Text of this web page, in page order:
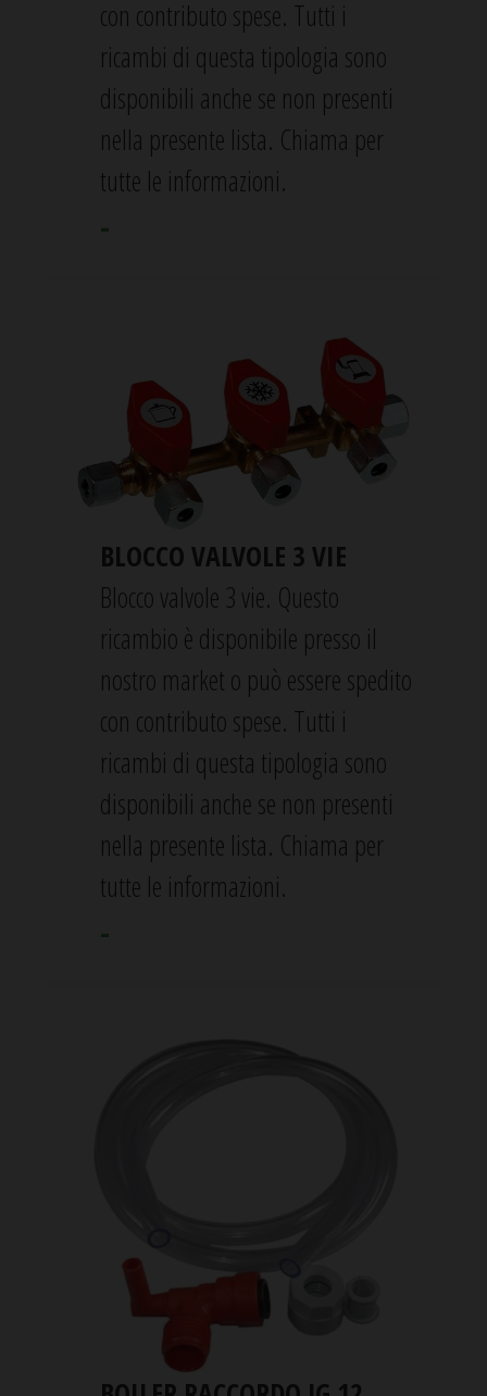
con contributo spese. Tutti i
ricambi di questa tipologia sono
disponibili anche se non presenti
nella presente lista. Chiama per
tutte le informazioni.
-
BLOCCO VALVOLE 3 VIE
Blocco valvole 3 vie. Questo
ricambio è disponibile presso il
nostro market o può essere spedito
con contributo spese. Tutti i
ricambi di questa tipologia sono
disponibili anche se non presenti
nella presente lista. Chiama per
tutte le informazioni.
-
rimanente stimata. Il display è spesso solo
28 mm e non crea intralcio nel vano
dedicato. iGasView non richiede
installazione: si posiziona la bilancia sul
fondo del vano e ci si mette sopra la
bombola, si appende il display al rubinetto